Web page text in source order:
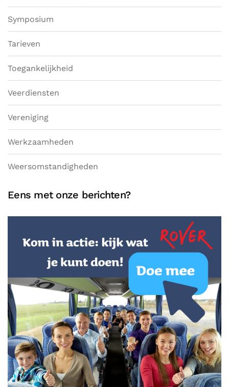
Symposium
Tarieven
Toegankelijkheid
Veerdiensten
Vereniging
Werkzaamheden
Weersomstandigheden
Eens met onze berichten?